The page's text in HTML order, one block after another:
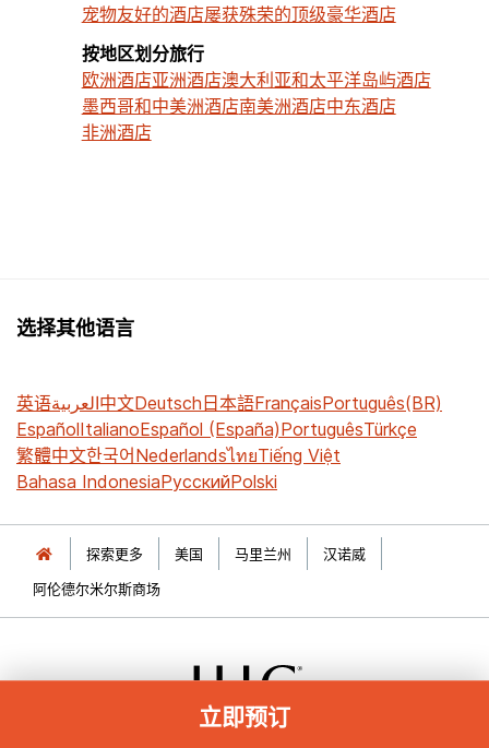
立即预订
宠物友好的酒店屡获殊荣的顶级豪华酒店
按地区划分旅行
欧洲酒店亚洲酒店澳大利亚和太平洋岛屿酒店
墨西哥和中美洲酒店南美洲酒店中东酒店
非洲酒店
选择其他语言
英语العربية中文Deutsch日本語FrançaisPortuguês(BR)
EspañolItalianoEspañol (España)PortuguêsTürkçe
繁體中文한국어NederlandsไทยTiếng Việt
Bahasa IndonesiaРусскийPolski
探索更多 美国 马里兰州
汉诺威
阿伦德尔米尔斯商场